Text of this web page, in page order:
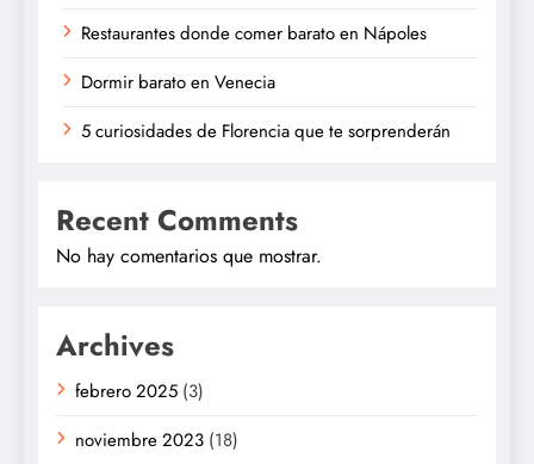
Restaurantes donde comer barato en Nápoles
Dormir barato en Venecia
5 curiosidades de Florencia que te sorprenderán
Recent Comments
No hay comentarios que mostrar.
Archives
febrero 2025 (3)
noviembre 2023 (18)